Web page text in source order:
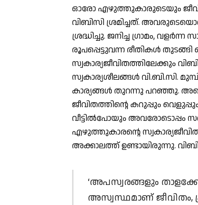
ഓരോ എഴുത്തുകാരുടെയും
വിബിസി ശ്രമിച്ചത്.
ശ്രദ്ധിച്ചു. ജനിച്ച ഗ്രാമം,
രൂപപ്പെട്ടുവന്ന രീതികള്‍
സ്വകാര്യജീവിതത്തിലേക്കും
സ്വകാര്യശീലങ്ങള്‍ വി.ബി.സി.
കാര്യങ്ങള്‍ തുറന്നു പറഞ്ഞു.
ജീവിതത്തിന്റെ കറുപ്പും
വീട്ടില്‍പോയും അവരോടൊപ്പം
എഴുത്തുകാരന്റെ
അക്കാലത്ത് ഉണ്ടായിരുന്നു.
‘അപസ്വരങ്ങളും
അസ്വസ്ഥമാണ് ജീവിതം,